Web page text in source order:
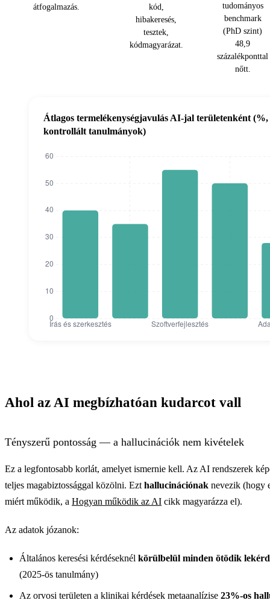
átfogalmazás.
kód,
hibakeresés,
tesztek,
kódmagyarázat.
tudományos
benchmark
(PhD szint)
48,9
százalékponttal
nőtt.
Átlagos termelékenységjavulás AI-jal területenként (%,
kontrollált tanulmányok)
Ügyfélszolgálat
Szoftverfejlesztés 55
Fordítás 50
Ahol az AI megbízhatóan kudarcot vall
Tényszerű pontosság — a hallucinációk nem kivételek
Ez a legfontosabb korlát, amelyet ismernie kell. Az AI rendszerek
teljes magabiztossággal közölni. Ezt hallucinációnak nevezik (hogy
miért működik, a Hogyan működik az AI cikk magyarázza el).
Az adatok józanok:
Általános keresési kérdéseknél körülbelül minden ötödik
(2025-ös tanulmány)
Az orvosi területen a klinikai kérdések metaanalízise 23%-os